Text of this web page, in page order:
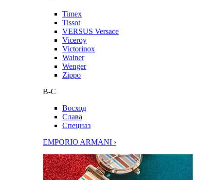
Timex
Tissot
VERSUS Versace
Viceroy
Victorinox
Wainer
Wenger
Zippo
В-С
Восход
Слава
Спецназ
EMPORIO ARMANI ›